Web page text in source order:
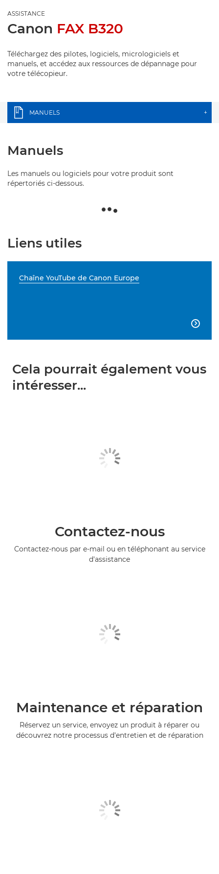
ASSISTANCE
Canon FAX B320
Téléchargez des pilotes, logiciels, micrologiciels et
manuels, et accédez aux ressources de dépannage pour
votre télécopieur.
MANUELS +
Manuels
Les manuels ou logiciels pour votre produit sont
répertoriés ci-dessous.
Liens utiles
Chaîne YouTube de Canon Europe

Cela pourrait également vous
intéresser...
Contactez-nous
Contactez-nous par e-mail ou en téléphonant au service
d'assistance
Maintenance et réparation
Réservez un service, envoyez un produit à réparer ou
découvrez notre processus d'entretien et de réparation